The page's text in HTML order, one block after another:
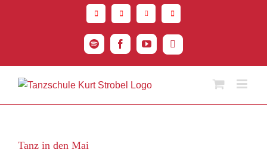
SpotifyFacebookYouTubeInstagram
Tanz in den Mai